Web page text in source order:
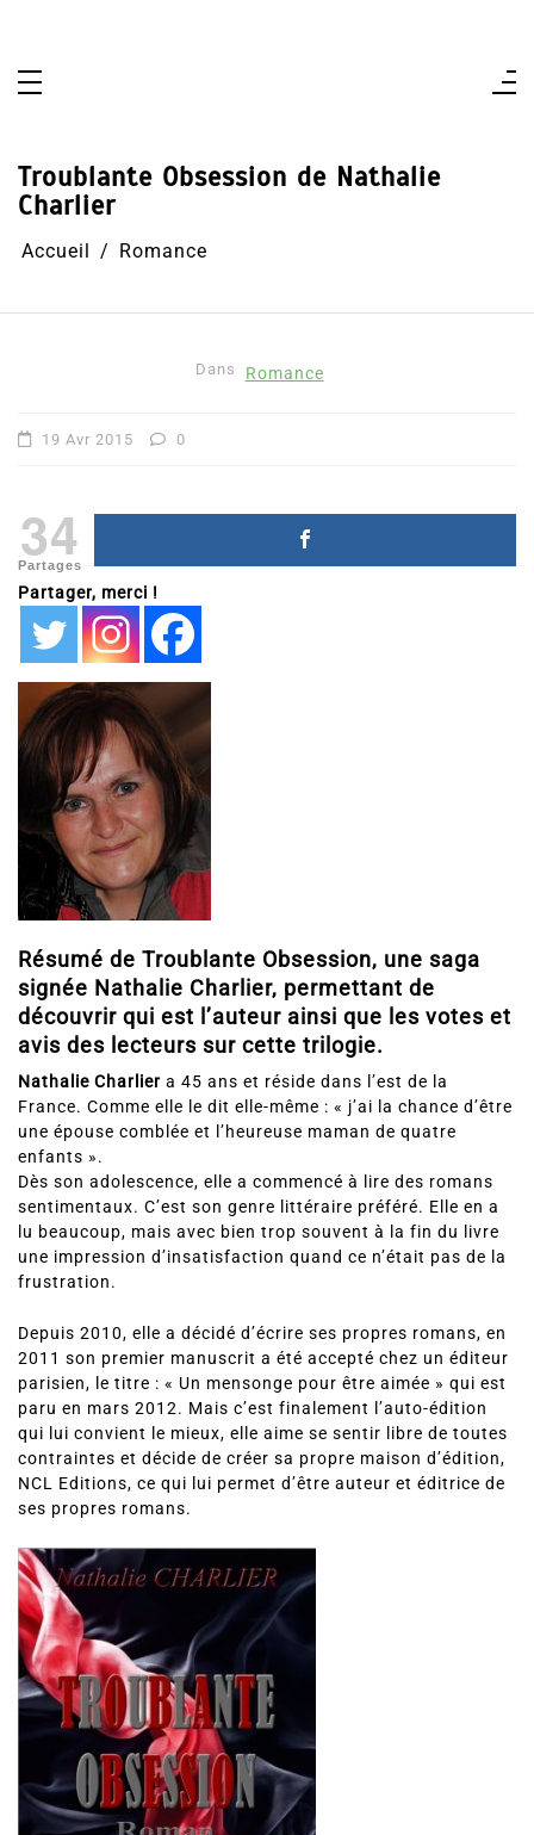
Troublante Obsession de Nathalie
Charlier
Accueil Romance
Dans Romance
19 Avr 2015 0
34
Partages
Partager, merci !
Résumé de Troublante Obsession, une saga
signée Nathalie Charlier, permettant de
découvrir qui est l’auteur ainsi que les votes et
avis des lecteurs sur cette trilogie.
Nathalie Charlier a 45 ans et réside dans l’est de la
France. Comme elle le dit elle-même : « j’ai la chance d’être
une épouse comblée et l’heureuse maman de quatre
enfants ».
Dès son adolescence, elle a commencé à lire des romans
sentimentaux. C’est son genre littéraire préféré. Elle en a
lu beaucoup, mais avec bien trop souvent à la fin du livre
une impression d’insatisfaction quand ce n’était pas de la
frustration.
Depuis 2010, elle a décidé d’écrire ses propres romans, en
2011 son premier manuscrit a été accepté chez un éditeur
parisien, le titre : « Un mensonge pour être aimée » qui est
paru en mars 2012. Mais c’est finalement l’auto-édition
qui lui convient le mieux, elle aime se sentir libre de toutes
contraintes et décide de créer sa propre maison d’édition,
NCL Editions, ce qui lui permet d’être auteur et éditrice de
ses propres romans.